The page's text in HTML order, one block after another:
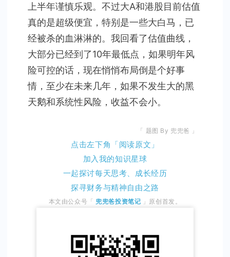
上半年谨慎乐观。不过大A和港股目前估值
真的是超级便宜，特别是一些大白马，已
经被杀的血淋淋的。我回看了估值曲线，
大部分已经到了10年最低点，如果明年风
险可控的话，现在悄悄布局倒是个好事
情，至少在未来几年，如果不发生大的黑
天鹅和系统性风险，收益不会小。
「 题图 By 兜兜爸 」
点击左下角「阅读原文」
加入我的知识星球
一起探讨每天思考、成长经历
探寻财务与精神自由之路
本文由公众号「 兜兜爸投资笔记 」 原创首发。